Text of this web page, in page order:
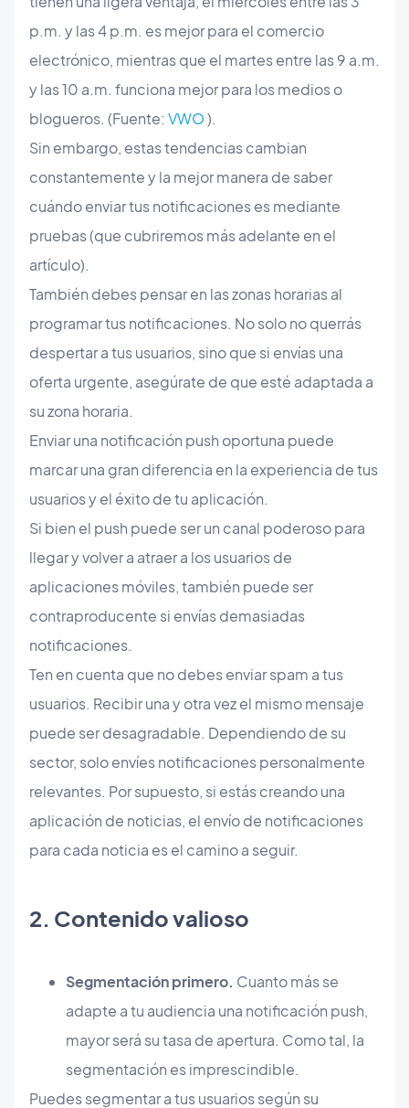
p.m. y las 4 p.m. es mejor para el comercio
electrónico, mientras que el martes entre las 9 a.m.
y las 10 a.m. funciona mejor para los medios o
blogueros. (Fuente: VWO).
Sin embargo, estas tendencias cambian
constantemente y la mejor manera de saber
cuándo enviar tus notificaciones es mediante
pruebas (que cubriremos más adelante en el
artículo).
También debes pensar en las zonas horarias al
programar tus notificaciones. No solo no querrás
despertar a tus usuarios, sino que si envías una
oferta urgente, asegúrate de que esté adaptada a
su zona horaria.
Enviar una notificación push oportuna puede
marcar una gran diferencia en la experiencia de tus
usuarios y el éxito de tu aplicación.
Si bien el push puede ser un canal poderoso para
llegar y volver a atraer a los usuarios de
aplicaciones móviles, también puede ser
contraproducente si envías demasiadas
notificaciones.
Ten en cuenta que no debes enviar spam a tus
usuarios. Recibir una y otra vez el mismo mensaje
puede ser desagradable. Dependiendo de su
sector, solo envíes notificaciones personalmente
relevantes. Por supuesto, si estás creando una
aplicación de noticias, el envío de notificaciones
para cada noticia es el camino a seguir.
2. Contenido valioso
Segmentación primero. Cuanto más se
adapte a tu audiencia una notificación push,
mayor será su tasa de apertura. Como tal, la
segmentación es imprescindible.
Puedes segmentar a tus usuarios según su